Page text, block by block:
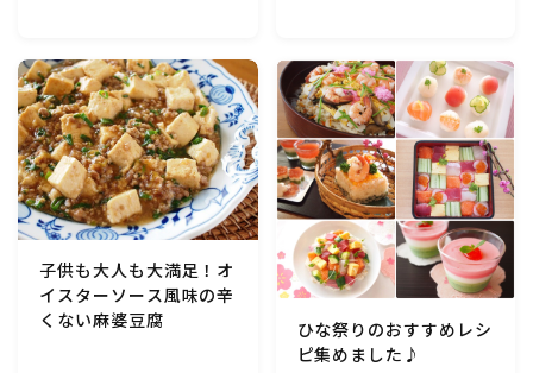
子供も大人も大満足！オ
イスターソース風味の辛
くない麻婆豆腐
ひな祭りのおすすめレシ
ピ集めました♪